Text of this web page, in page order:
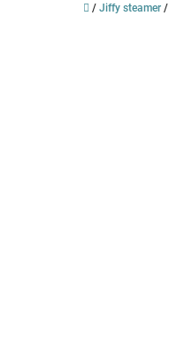
Domů
/ Jiffy steamer /